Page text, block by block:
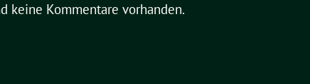
keine Kommentare vorhanden.